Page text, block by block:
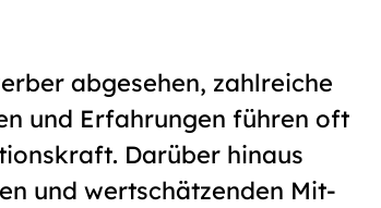
abgesehen, zahlreiche
und Erfahrungen führen oft
Darüber hinaus
und wertschätzenden Mit­